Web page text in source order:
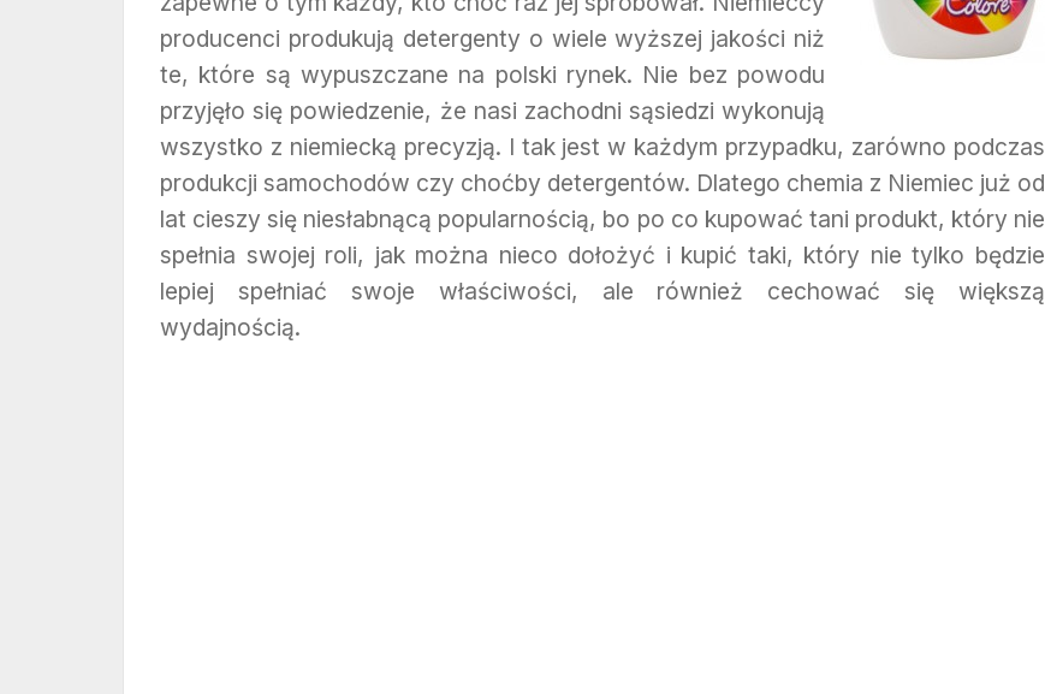
producenci produkują detergenty o wiele wyższej jakości niż
te, które są wypuszczane na polski rynek. Nie bez powodu
przyjęło się powiedzenie, że nasi zachodni sąsiedzi wykonują
wszystko z niemiecką precyzją. I tak jest w każdym przypadku, zarówno podczas
produkcji samochodów czy choćby detergentów. Dlatego chemia z Niemiec już od
lat cieszy się niesłabnącą popularnością, bo po co kupować tani produkt, który nie
spełnia swojej roli, jak można nieco dołożyć i kupić taki, który nie tylko będzie
lepiej spełniać swoje właściwości, ale również cechować się większą
wydajnością.